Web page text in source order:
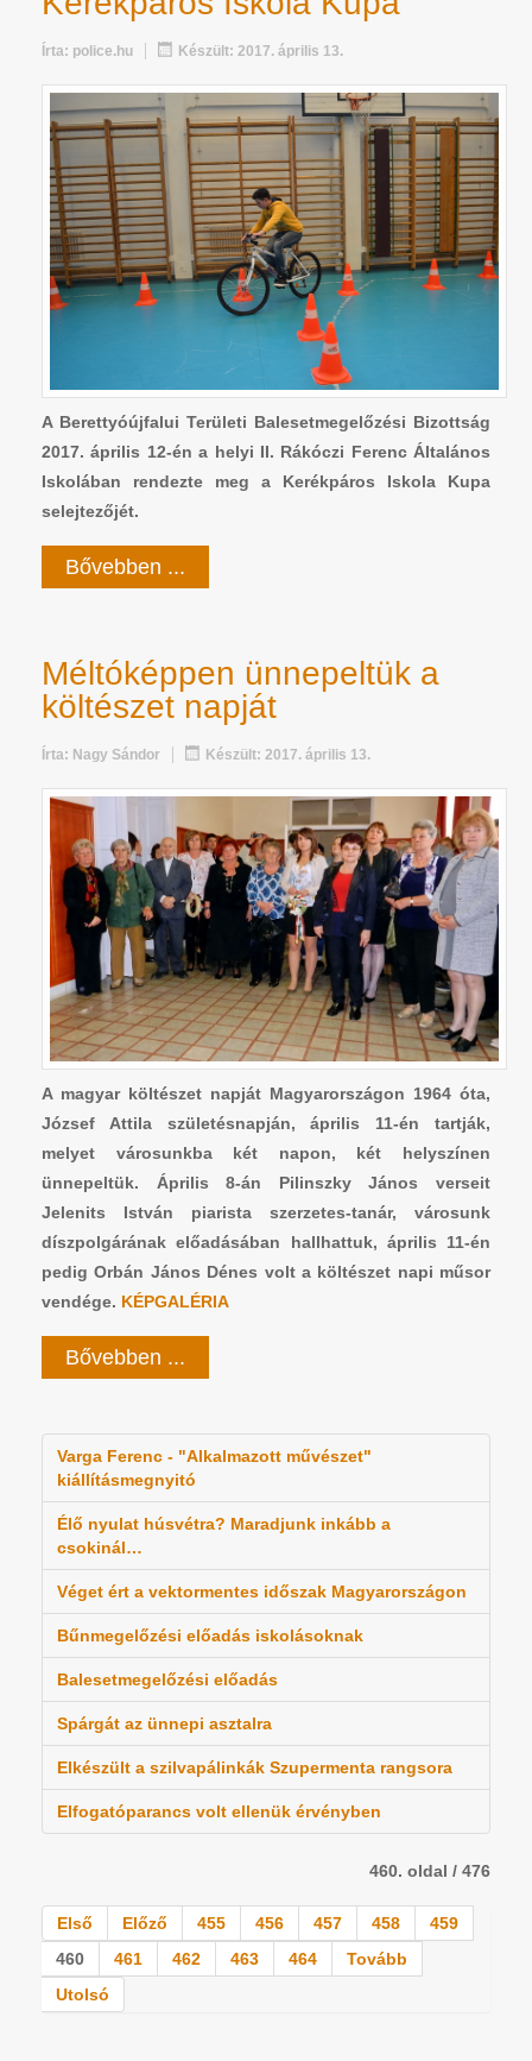
Írta: police.hu Készült: 2017. április 13.
A Berettyóújfalui Területi Balesetmegelőzési Bizottság
2017. április 12-én a helyi II. Rákóczi Ferenc Általános
Iskolában rendezte meg a Kerékpáros Iskola Kupa
selejtezőjét.
Bővebben ...
Méltóképpen ünnepeltük a
költészet napját
Írta: Nagy Sándor Készült: 2017. április 13.
A magyar költészet napját Magyarországon 1964 óta,
József Attila születésnapján, április 11-én tartják,
melyet városunkba két napon, két helyszínen
ünnepeltük. Április 8-án Pilinszky János verseit
Jelenits István piarista szerzetes-tanár, városunk
díszpolgárának előadásában hallhattuk, április 11-én
pedig Orbán János Dénes volt a költészet napi műsor
vendége. KÉPGALÉRIA
Bővebben ...
Varga Ferenc - "Alkalmazott művészet"
kiállításmegnyitó
Élő nyulat húsvétra? Maradjunk inkább a
csokinál…
Véget ért a vektormentes időszak Magyarországon
Bűnmegelőzési előadás iskolásoknak
Balesetmegelőzési előadás
Spárgát az ünnepi asztalra
Elkészült a szilvapálinkák Szupermenta rangsora
Elfogatóparancs volt ellenük érvényben
460. oldal / 476
Első Előző 455 456 457 458
459
460
461 462 463 464
Tovább
Utolsó